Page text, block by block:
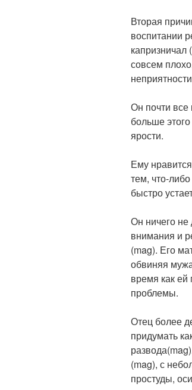
Вторая
воспитании
капризничал
совсем
Он почти все
больше
ярости.
Ему
тем, что-
быстро
Он ничего не
внимания и
(mag). Его
обвиняя
время как ей
проблемы.
Отец более
придумать
(mag), с
простуды,